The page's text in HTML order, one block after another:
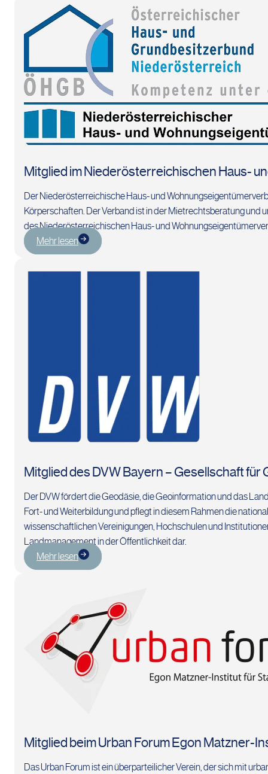
Mitglied im Niederösterreichischen Haus-
Der Niederösterreichische Haus- und
Körperschaften. Der Verband ist in der Mietrechtsberatung
des Niederösterreichischen Haus- und
Mehr lesen
Mitglied des DVW Bayern – Gesellschaft
Der DVW fördert die Geodäsie, die Geoinformation und das
Fort- und Weiterbildung und pflegt in diesem Rahmen die
wissenschaftlichen Vereinigungen, Hochschulen und
Landmanagement in der Öffentlichkeit dar.
Mehr lesen
Mitglied beim Urban Forum Egon Matzner-
Das Urban Forum ist ein überparteilicher Verein, der sich mit